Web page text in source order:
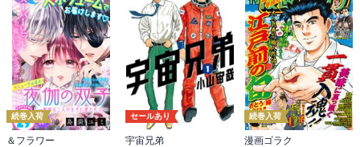
続巻入荷
＆フラワー
セールあり
宇宙兄弟
続巻入荷
漫画ゴラク